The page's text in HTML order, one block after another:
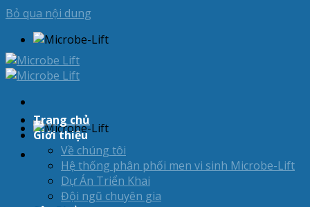
Bỏ qua nội dung
Trang chủ
Giới thiệu
Về chúng tôi
Hệ thống phân phối men vi sinh Microbe-Lift
Dự Án Triển Khai
Đội ngũ chuyên gia